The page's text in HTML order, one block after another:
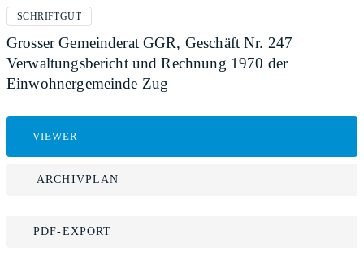
SCHRIFTGUT
Grosser Gemeinderat GGR, Geschäft Nr. 247
Verwaltungsbericht und Rechnung 1970 der
Einwohnergemeinde Zug
VIEWER
ARCHIVPLAN
PDF-EXPORT